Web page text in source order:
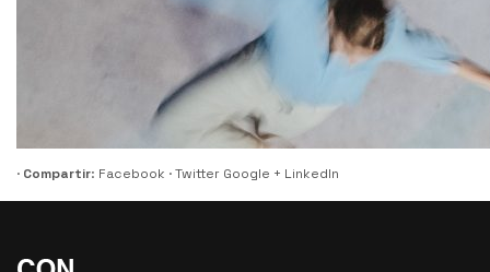
· Compartir: Facebook ·Twitter Google + LinkedIn